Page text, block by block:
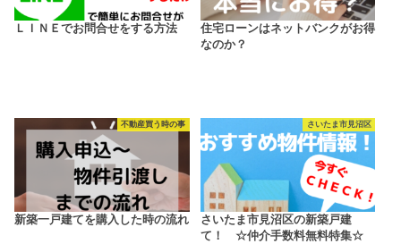
ＬＩＮＥでお問合せをする方法
住宅ローンはネットバンクがお得
なのか？
不動産買う時の事
新築一戸建てを購入した時の流れ
さいたま市見沼区
さいたま市見沼区の新築戸建
て！ ☆仲介手数料無料特集☆